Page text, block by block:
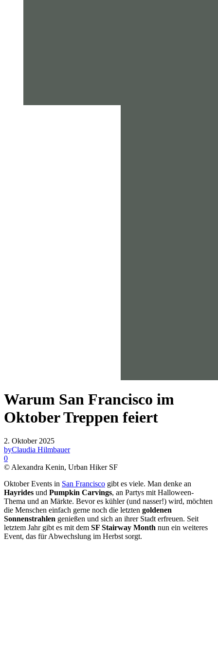
Warum San Francisco im
Oktober Treppen feiert
2. Oktober 2025
byClaudia Hilmbauer
0
© Alexandra Kenin, Urban Hiker SF
Oktober Events in San Francisco gibt es viele. Man denke an
Hayrides und Pumpkin Carvings, an Partys mit Halloween-
Thema und an Märkte. Bevor es kühler (und nasser!) wird, möchten
die Menschen einfach gerne noch die letzten goldenen
Sonnenstrahlen genießen und sich an ihrer Stadt erfreuen. Seit
letztem Jahr gibt es mit dem SF Stairway Month nun ein weiteres
Event, das für Abwechslung im Herbst sorgt.